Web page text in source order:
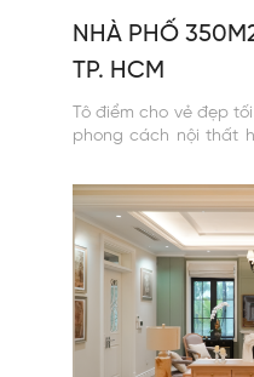
NHÀ PHỐ
TP. HCM
Tô điểm cho vẻ đẹp
phong cách nội thất
ngại lựa chọn Lumi
chiếu sáng độc đáo,